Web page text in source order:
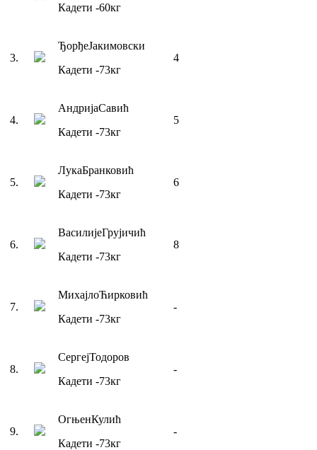
Кадети -60кг
3.
ЂорђеЈакимовски
Кадети -73кг
4
4.
АндријаСавић
Кадети -73кг
5
5.
ЛукаБранковић
Кадети -73кг
6
6.
ВасилијеГрујичић
Кадети -73кг
8
7.
МихајлоЋирковић
Кадети -73кг
-
8.
СергејТодоров
Кадети -73кг
-
9.
ОгњенКулић
Кадети -73кг
-